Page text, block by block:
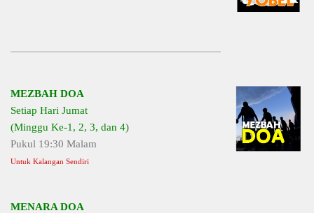
MEZBAH DOA
Setiap Hari Jumat
(Minggu Ke-1, 2, 3, dan 4)
Pukul 19:30 Malam
Untuk Kalangan Sendiri
MENARA DOA